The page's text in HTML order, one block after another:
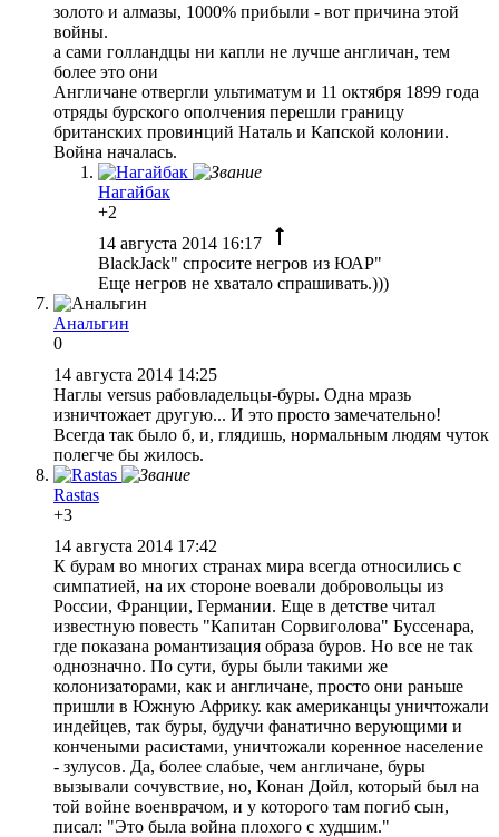
золото и алмазы, 1000% прибыли - вот причина этой
войны.
а сами голландцы ни капли не лучше англичан, тем
более это они
Англичане отвергли ультиматум и 11 октября 1899 года
отряды бурского ополчения перешли границу
британских провинций Наталь и Капской колонии.
Война началась.
Нагайбак
+2
14 августа 2014 16:17
BlackJack" спросите негров из ЮАР"
Еще негров не хватало спрашивать.)))
Анальгин
0
14 августа 2014 14:25
Наглы versus рабовладельцы-буры. Одна мразь
изничтожает другую... И это просто замечательно!
Всегда так было б, и, глядишь, нормальным людям чуток
полегче бы жилось.
Rastas
+3
14 августа 2014 17:42
К бурам во многих странах мира всегда относились с
симпатией, на их стороне воевали добровольцы из
России, Франции, Германии. Еще в детстве читал
известную повесть "Капитан Сорвиголова" Буссенара,
где показана романтизация образа буров. Но все не так
однозначно. По сути, буры были такими же
колонизаторами, как и англичане, просто они раньше
пришли в Южную Африку. как американцы уничтожали
индейцев, так буры, будучи фанатично верующими и
кончеными расистами, уничтожали коренное население
- зулусов. Да, более слабые, чем англичане, буры
вызывали сочувствие, но, Конан Дойл, который был на
той войне военврачом, и у которого там погиб сын,
писал: "Это была война плохого с худшим."